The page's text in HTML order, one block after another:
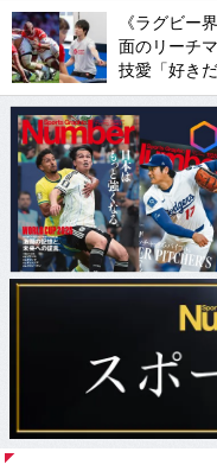
《ラグビー
面のリーチ
技愛「好き